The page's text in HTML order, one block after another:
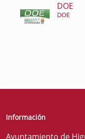
DOE
DOE
Información
Ayuntamiento de